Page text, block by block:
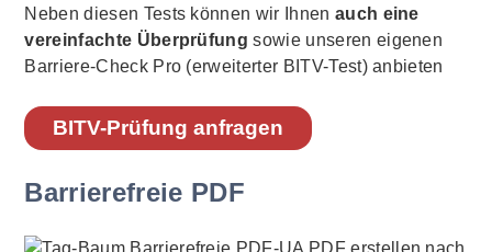
Neben diesen Tests können wir Ihnen auch eine
vereinfachte Überprüfung sowie unseren eigenen
Barriere-Check Pro (erweiterter BITV-Test) anbieten
BITV-Prüfung anfragen
Barrierefreie PDF